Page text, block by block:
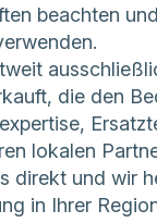
beachten
die den
lokalen
direkt und wir
in Ihrer